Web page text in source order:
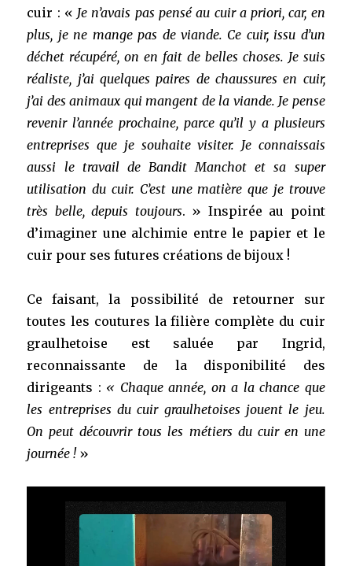
cuir : « Je n’avais pas pensé au cuir a priori, car, en
plus, je ne mange pas de viande. Ce cuir, issu d’un
déchet récupéré, on en fait de belles choses. Je suis
réaliste, j’ai quelques paires de chaussures en cuir,
j’ai des animaux qui mangent de la viande. Je pense
revenir l’année prochaine, parce qu’il y a plusieurs
entreprises que je souhaite visiter. Je connaissais
aussi le travail de Bandit Manchot et sa super
utilisation du cuir. C’est une matière que je trouve
très belle, depuis toujours. » Inspirée au point
d’imaginer une alchimie entre le papier et le
cuir pour ses futures créations de bijoux !
Ce faisant, la possibilité de retourner sur
toutes les coutures la filière complète du cuir
graulhetoise est saluée par Ingrid,
reconnaissante de la disponibilité des
dirigeants : « Chaque année, on a la chance que
les entreprises du cuir graulhetoises jouent le jeu.
On peut découvrir tous les métiers du cuir en une
journée ! »